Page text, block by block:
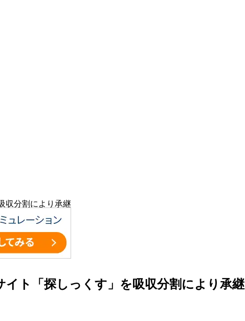
収分割により承継
ト「探しっくす」を吸収分割により承継